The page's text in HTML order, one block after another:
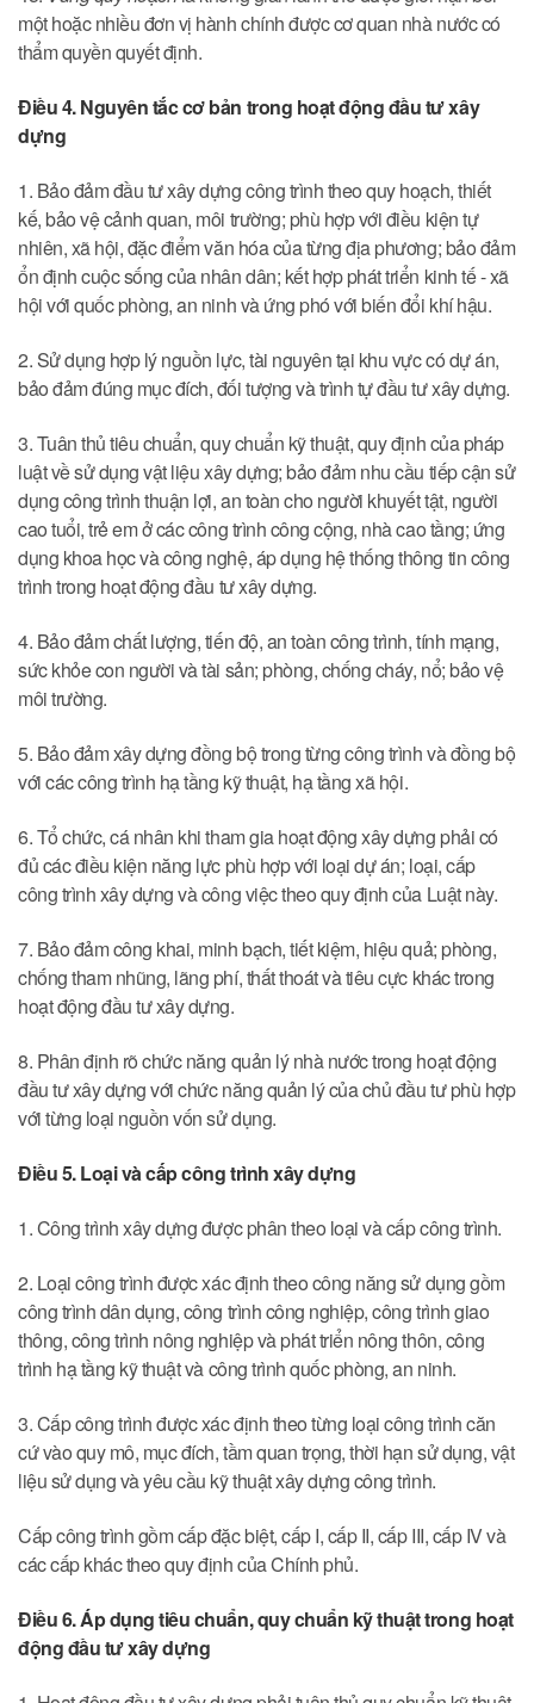
một hoặc nhiều đơn vị hành chính được cơ quan nhà nước có
thẩm quyền quyết định.
Điều 4. Nguyên tắc cơ bản trong hoạt động đầu tư xây
dựng
1. Bảo đảm đầu tư xây dựng công trình theo quy hoạch, thiết
kế, bảo vệ cảnh quan, môi trường; phù hợp với điều kiện tự
nhiên, xã hội, đặc điểm văn hóa của từng địa phương; bảo đảm
ổn định cuộc sống của nhân dân; kết hợp phát triển kinh tế - xã
hội với quốc phòng, an ninh và ứng phó với biến đổi khí hậu.
2. Sử dụng hợp lý nguồn lực, tài nguyên tại khu vực có dự án,
bảo đảm đúng mục đích, đối tượng và trình tự đầu tư xây dựng.
3. Tuân thủ tiêu chuẩn, quy chuẩn kỹ thuật, quy định của pháp
luật về sử dụng vật liệu xây dựng; bảo đảm nhu cầu tiếp cận sử
dụng công trình thuận lợi, an toàn cho người khuyết tật, người
cao tuổi, trẻ em ở các công trình công cộng, nhà cao tầng; ứng
dụng khoa học và công nghệ, áp dụng hệ thống thông tin công
trình trong hoạt động đầu tư xây dựng.
4. Bảo đảm chất lượng, tiến độ, an toàn công trình, tính mạng,
sức khỏe con người và tài sản; phòng, chống cháy, nổ; bảo vệ
môi trường.
5. Bảo đảm xây dựng đồng bộ trong từng công trình và đồng bộ
với các công trình hạ tầng kỹ thuật, hạ tầng xã hội.
6. Tổ chức, cá nhân khi tham gia hoạt động xây dựng phải có
đủ các điều kiện năng lực phù hợp với loại dự án; loại, cấp
công trình xây dựng và công việc theo quy định của Luật này.
7. Bảo đảm công khai, minh bạch, tiết kiệm, hiệu quả; phòng,
chống tham nhũng, lãng phí, thất thoát và tiêu cực khác trong
hoạt động đầu tư xây dựng.
8. Phân định rõ chức năng quản lý nhà nước trong hoạt động
đầu tư xây dựng với chức năng quản lý của chủ đầu tư phù hợp
với từng loại nguồn vốn sử dụng.
Điều 5. Loại và cấp công trình xây dựng
1. Công trình xây dựng được phân theo loại và cấp công trình.
2. Loại công trình được xác định theo công năng sử dụng gồm
công trình dân dụng, công trình công nghiệp, công trình giao
thông, công trình nông nghiệp và phát triển nông thôn, công
trình hạ tầng kỹ thuật và công trình quốc phòng, an ninh.
3. Cấp công trình được xác định theo từng loại công trình căn
cứ vào quy mô, mục đích, tầm quan trọng, thời hạn sử dụng, vật
liệu sử dụng và yêu cầu kỹ thuật xây dựng công trình.
Cấp công trình gồm cấp đặc biệt, cấp I, cấp II, cấp III, cấp IV và
các cấp khác theo quy định của Chính phủ.
Điều 6. Áp dụng tiêu chuẩn, quy chuẩn kỹ thuật trong hoạt
động đầu tư xây dựng